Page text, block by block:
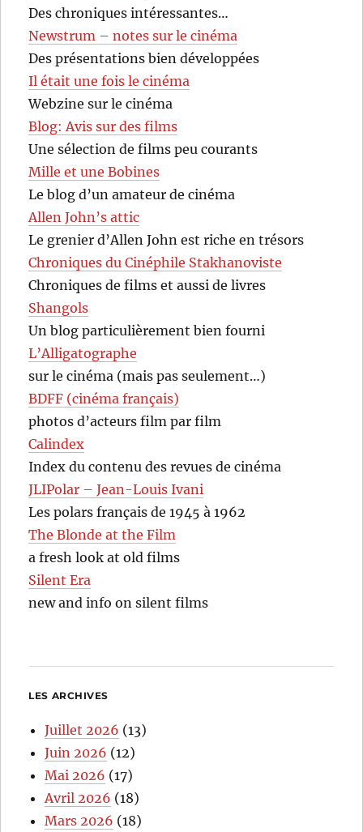
Des chroniques intéressantes…
Newstrum – notes sur le cinéma
Des présentations bien développées
Il était une fois le cinéma
Webzine sur le cinéma
Blog: Avis sur des films
Une sélection de films peu courants
Mille et une Bobines
Le blog d’un amateur de cinéma
Allen John’s attic
Le grenier d’Allen John est riche en trésors
Chroniques du Cinéphile Stakhanoviste
Chroniques de films et aussi de livres
Shangols
Un blog particulièrement bien fourni
L’Alligatographe
sur le cinéma (mais pas seulement…)
BDFF (cinéma français)
photos d’acteurs film par film
Calindex
Index du contenu des revues de cinéma
JLIPolar – Jean-Louis Ivani
Les polars français de 1945 à 1962
The Blonde at the Film
a fresh look at old films
Silent Era
new and info on silent films
LES ARCHIVES
Juillet 2026 (13)
Juin 2026 (12)
Mai 2026 (17)
Avril 2026 (18)
Mars 2026 (18)